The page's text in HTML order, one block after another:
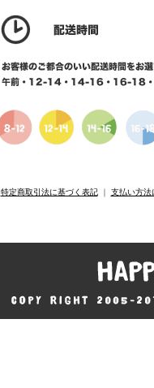
特定商取引法に基づく表記｜ 支払い方法